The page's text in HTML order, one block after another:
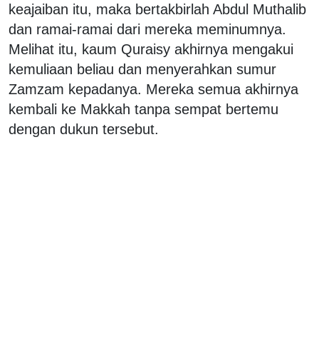
keajaiban itu, maka bertakbirlah Abdul Muthalib
dan ramai-ramai dari mereka meminumnya.
Melihat itu, kaum Quraisy akhirnya mengakui
kemuliaan beliau dan menyerahkan sumur
Zamzam kepadanya. Mereka semua akhirnya
kembali ke Makkah tanpa sempat bertemu
dengan dukun tersebut.